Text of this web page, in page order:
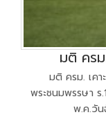
มติ คร
มติ ครม. เค
พระชนมพรรษา ร
พ.ค.วัน